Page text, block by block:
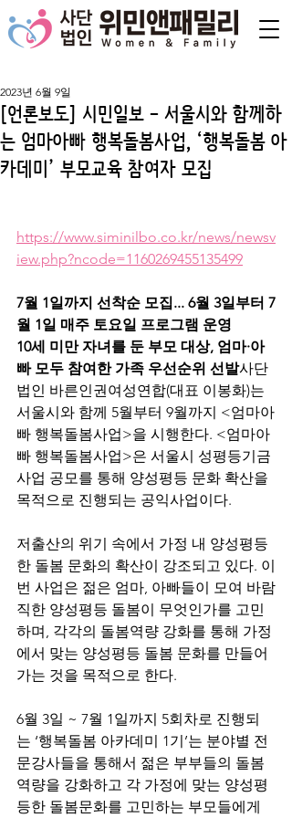
[언론보도] 시민일보 - 서울시와 함께하
는 엄마아빠 행복돌봄사업, ‘행복돌봄 아
카데미’ 부모교육 참여자 모집
2023년 6월 9일
https://www.siminilbo.co.kr/news/newsv
iew.php?ncode=1160269455135499
7월 1일까지 선착순 모집... 6월 3일부터 7
월 1일 매주 토요일 프로그램 운영
10세 미만 자녀를 둔 부모 대상, 엄마·아
빠 모두 참여한 가족 우선순위 선발사단
법인 바른인권여성연합(대표 이봉화)는
서울시와 함께 5월부터 9월까지 <엄마아
빠 행복돌봄사업>을 시행한다. <엄마아
빠 행복돌봄사업>은 서울시 성평등기금
사업 공모를 통해 양성평등 문화 확산을
목적으로 진행되는 공익사업이다.
저출산의 위기 속에서 가정 내 양성평등
한 돌봄 문화의 확산이 강조되고 있다. 이
번 사업은 젊은 엄마, 아빠들이 모여 바람
직한 양성평등 돌봄이 무엇인가를 고민
하며, 각각의 돌봄역량 강화를 통해 가정
에서 맞는 양성평등 돌봄 문화를 만들어
가는 것을 목적으로 한다.
6월 3일 ~ 7월 1일까지 5회차로 진행되
는 ‘행복돌봄 아카데미 1기’는 분야별 전
문강사들을 통해서 젊은 부부들의 돌봄
역량을 강화하고 각 가정에 맞는 양성평
등한 돌봄문화를 고민하는 부모들에게